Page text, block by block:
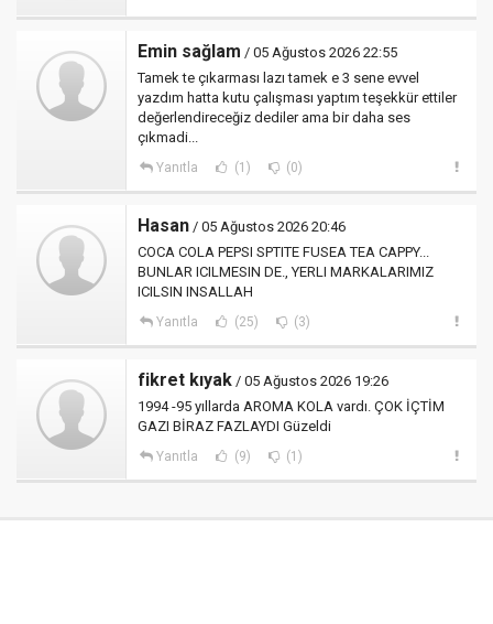
Emin sağlam / 05 Ağustos 2026 22:55
Tamek te çıkarması lazı tamek e 3 sene evvel
yazdım hatta kutu çalışması yaptım teşekkür ettiler
değerlendireceğiz dediler ama bir daha ses
çıkmadi...
Yanıtla (1) (0)
Hasan / 05 Ağustos 2026 20:46
COCA COLA PEPSI SPTITE FUSEA TEA CAPPY...
BUNLAR ICILMESIN DE., YERLI MARKALARIMIZ
ICILSIN INSALLAH
Yanıtla (25) (3)
fikret kıyak / 05 Ağustos 2026 19:26
1994 -95 yıllarda AROMA KOLA vardı. ÇOK İÇTİM
GAZI BİRAZ FAZLAYDI Güzeldi
Yanıtla (9) (1)